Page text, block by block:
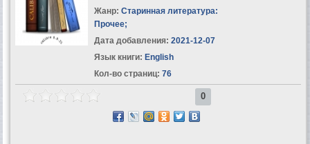
Жанр: Старинная литература:
Прочее;
Дата добавления: 2021-12-07
Язык книги: English
Кол-во страниц: 76
0